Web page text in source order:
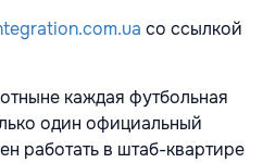
со ссылкой
каждая футбольная
один официальный
работать в штаб-квартире